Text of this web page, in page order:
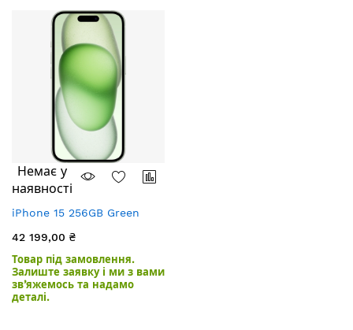
Немає у
наявності
iPhone 15 256GB Green
42 199,00 ₴
Товар під замовлення.
Залиште заявку і ми з вами
зв’яжемось та надамо
деталі.